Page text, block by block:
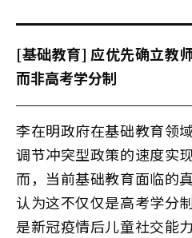
[基础教育] 应优先确立教
而非高考学分制
李在明政府在基础教育领
调节冲突型政策的速度
而，当前基础教育面临的
认为这不仅仅是高考学分
是新冠疫情后儿童社交能